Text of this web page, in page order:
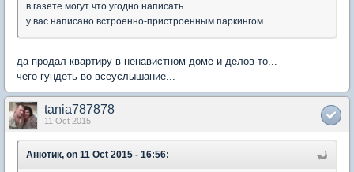
в газете могут что угодно написать
у вас написано встроенно-пристроенным паркингом
да продал квартиру в ненавистном доме и делов-то...
чего гундеть во всеуслышание...
tania787878
11 Oct 2015
Анютик, on 11 Oct 2015 - 16:56: